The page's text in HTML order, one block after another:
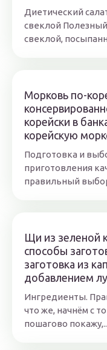
Диетический
свеклой
свеклой,
Морковь по-
корейски в
корейскую
Подготовка и
приготовления
правильный
Щи из зеленой
способы
заготовка из
добавлением
Ингредиенты.
что же, начнём с
пошагово